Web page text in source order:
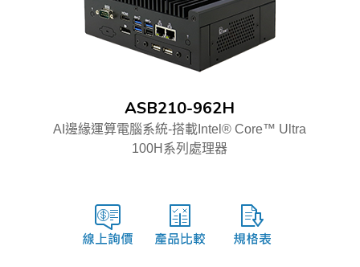
ASB210-962H
AI邊緣運算電腦系統-搭載Intel® Core™ Ultra
100H系列處理器